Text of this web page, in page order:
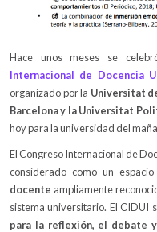
Hace unos meses se
Internacional de Docencia
organizado por la Universitat
Barcelona y la Universitat
hoy para la universidad del
El Congreso Internacional de
considerado como un
docente ampliamente
sistema universitario. El CIDUI
para la reflexión, el debate